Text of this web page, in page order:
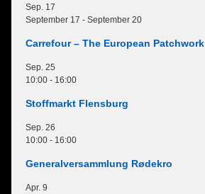
Sep. 17
September 17 - September 20
Carrefour – The European Patchwork
Sep. 25
10:00 - 16:00
Stoffmarkt Flensburg
Sep. 26
10:00 - 16:00
Generalversammlung Rødekro
Apr. 9